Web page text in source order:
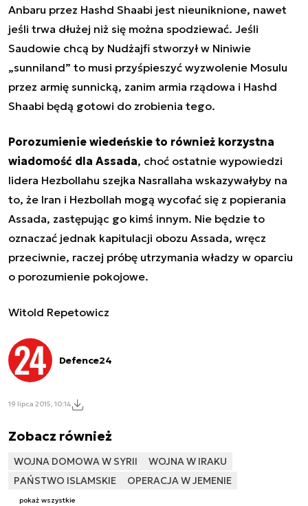
Anbaru przez Hashd Shaabi jest nieuniknione, nawet
jeśli trwa dłużej niż się można spodziewać. Jeśli
Saudowie chcą by Nudżajfi stworzył w Niniwie
„sunniland” to musi przyśpieszyć wyzwolenie Mosulu
przez armię sunnicką, zanim armia rządowa i Hashd
Shaabi będą gotowi do zrobienia tego.
Porozumienie wiedeńskie to również korzystna
wiadomość dla Assada, choć ostatnie wypowiedzi
lidera Hezbollahu szejka Nasrallaha wskazywałyby na
to, że Iran i Hezbollah mogą wycofać się z popierania
Assada, zastępując go kimś innym. Nie będzie to
oznaczać jednak kapitulacji obozu Assada, wręcz
przeciwnie, raczej próbę utrzymania władzy w oparciu
o porozumienie pokojowe.
Witold Repetowicz
Defence24
19 lipca 2015, 10:14
Zobacz również
WOJNA DOMOWA W SYRII
WOJNA W IRAKU
PAŃSTWO ISLAMSKIE
OPERACJA W JEMENIE
pokaż wszystkie